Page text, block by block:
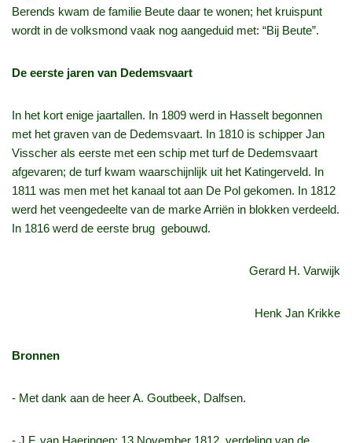
Berends kwam de familie Beute daar te wonen; het kruispunt
wordt in de volksmond vaak nog aangeduid met: “Bij Beute”.
De eerste jaren van Dedemsvaart
In het kort enige jaartallen. In 1809 werd in Hasselt begonnen
met het graven van de Dedemsvaart. In 1810 is schipper Jan
Visscher als eerste met een schip met turf de Dedemsvaart
afgevaren; de turf kwam waarschijnlijk uit het Katingerveld. In
1811 was men met het kanaal tot aan De Pol gekomen. In 1812
werd het veengedeelte van de marke Arriën in blokken verdeeld.
In 1816 werd de eerste brug gebouwd.
Gerard H. Varwijk
Henk Jan Krikke
Bronnen
‑ Met dank aan de heer A. Goutbeek, Dalfsen.
‑ J.F. van Haeringen; 13 November 1812, verdeling van de